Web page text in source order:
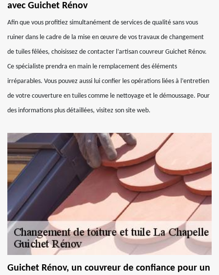
avec Guichet Rénov
Afin que vous profitiez simultanément de services de qualité sans vous
ruiner dans le cadre de la mise en œuvre de vos travaux de changement
de tuiles fêlées, choisissez de contacter l’artisan couvreur Guichet Rénov.
Ce spécialiste prendra en main le remplacement des éléments
irréparables. Vous pouvez aussi lui confier les opérations liées à l’entretien
de votre couverture en tuiles comme le nettoyage et le démoussage. Pour
des informations plus détaillées, visitez son site web.
Guichet Rénov, un couvreur de confiance pour un